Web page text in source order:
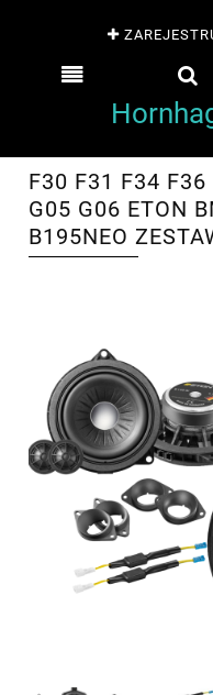
F30 F31 F34 F36
G05 G06 ETON
B195NEO